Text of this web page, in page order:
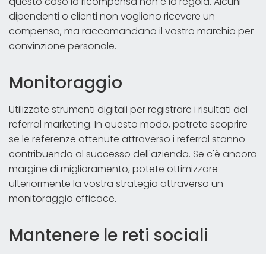
dipendenti o clienti non vogliono ricevere un
compenso, ma raccomandano il vostro marchio per
convinzione personale.
Monitoraggio
Utilizzate strumenti digitali per registrare i risultati del
referral marketing. In questo modo, potrete scoprire
se le referenze ottenute attraverso i referral stanno
contribuendo al successo dell'azienda. Se c'è ancora
margine di miglioramento, potete ottimizzare
ulteriormente la vostra strategia attraverso un
monitoraggio efficace.
Mantenere le reti sociali